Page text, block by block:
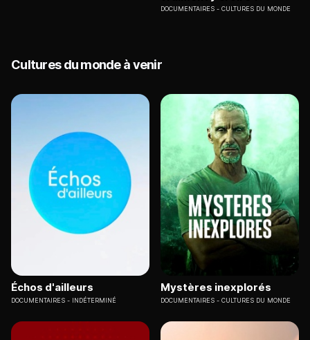
DOCUMENTAIRES CULTURES DU MONDE
Cultures du monde à venir
Échos d'ailleurs
DOCUMENTAIRES INDÉTERMINÉ
Mystères inexplorés
DOCUMENTAIRES CULTURES DU MONDE